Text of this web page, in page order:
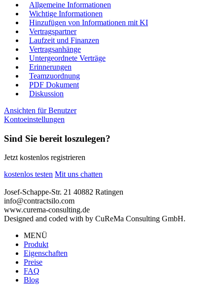
Allgemeine Informationen
Wichtige Informationen
Hinzufügen von Informationen mit KI
Vertragspartner
Laufzeit und Finanzen
Vertragsanhänge
Untergeordnete Verträge
Erinnerungen
Teamzuordnung
PDF Dokument
Diskussion
Ansichten für Benutzer
Kontoeinstellungen
Sind Sie bereit loszulegen?
Jetzt kostenlos registrieren
kostenlos testen Mit uns chatten
Josef-Schappe-Str. 21 40882 Ratingen
info@contractsilo.com
www.curema-consulting.de
Designed and coded with by CuReMa Consulting GmbH.
MENÜ
Produkt
Eigenschaften
Preise
FAQ
Blog